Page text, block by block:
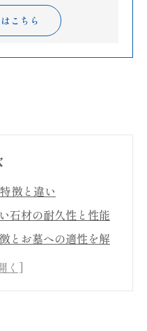
こちら
徴と違い
石材の耐久性と性能
とお墓への適性を解